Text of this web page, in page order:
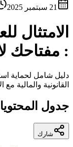
21 سبتمبر 2025
الامتثال
: مفتاحك
دليل شامل لحماية
القانونية والمالية
جدول
شارك